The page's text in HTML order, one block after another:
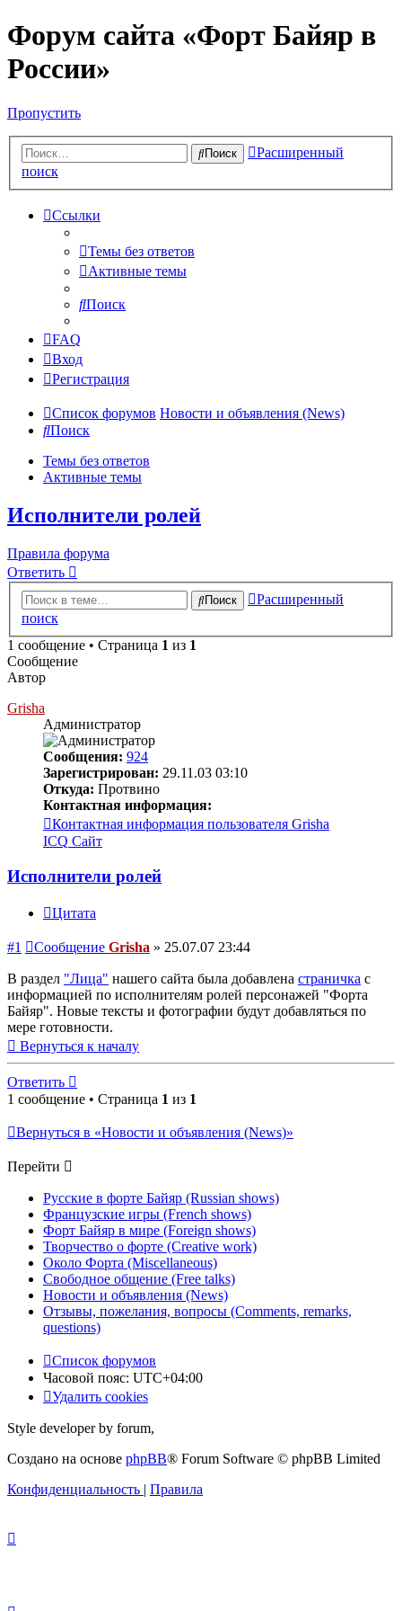
Форум сайта «Форт Байяр в
России»
Пропустить
Поиск
Расширенный
поиск
Ссылки
Темы без ответов
Активные темы
Поиск
FAQ
Вход
Регистрация
Список форумов Новости и объявления (News)
Поиск
Темы без ответов
Активные темы
Исполнители ролей
Правила форума
Ответить
Поиск
Расширенный
поиск
1 сообщение • Страница 1 из 1
Сообщение
Автор
Grisha
Администратор
Сообщения: 924
Зарегистрирован: 29.11.03 03:10
Откуда: Протвино
Контактная информация:
Контактная информация пользователя Grisha
ICQ Сайт
Исполнители ролей
Цитата
#1 Сообщение Grisha » 25.07.07 23:44
В раздел "Лица" нашего сайта была добавлена страничка с
информацией по исполнителям ролей персонажей "Форта
Байяр". Новые тексты и фотографии будут добавляться по
мере готовности.
Вернуться к началу
Ответить
1 сообщение • Страница 1 из 1
Вернуться в «Новости и объявления (News)»
Перейти
Русские в форте Байяр (Russian shows)
Французские игры (French shows)
Форт Байяр в мире (Foreign shows)
Творчество о форте (Creative work)
Около Форта (Miscellaneous)
Свободное общение (Free talks)
Новости и объявления (News)
Отзывы, пожелания, вопросы (Comments, remarks,
questions)
Список форумов
Часовой пояс: UTC+04:00
Удалить cookies
Style developer by forum,
Создано на основе phpBB® Forum Software © phpBB Limited
Конфиденциальность | Правила